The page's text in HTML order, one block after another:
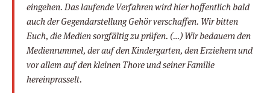
eingehen. Das laufende Verfahren wird hier hoffentlich bald
auch der Gegendarstellung Gehör verschaffen. Wir bitten
Euch, die Medien sorgfältig zu prüfen. (…) Wir bedauern den
Medienrummel, der auf den Kindergarten, den Erziehern und
vor allem auf den kleinen Thore und seiner Familie
hereinprasselt.